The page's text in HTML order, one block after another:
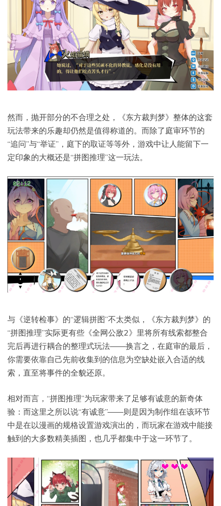
然而，抛开部分的不合理之处，《东方裁判梦》整体的这套
玩法带来的乐趣却仍然是值得称道的。而除了庭审环节的
“追问”与“举证”，庭下的取证等等外，游戏中让人能留下一
定印象的大概还是“拼图推理”这一玩法。
与《逆转检事》的“逻辑拼图”不太类似，《东方裁判梦》的
“拼图推理”实际更有些《全网公敌2》里将所有线索都整合
完后再进行耦合的整理式玩法——换言之，在庭审的最后，
你需要依靠自己先前收集到的信息为空缺处嵌入合适的线
索，直至将事件的全貌还原。
相对而言，“拼图推理”为玩家带来了足够有诚意的新奇体
验：而这里之所以说“有诚意”——则是因为制作组在该环节
中是在以漫画的规格设置游戏演出的，而玩家在游戏中能接
触到的大多数精美插图，也几乎都集中于这一环节了。